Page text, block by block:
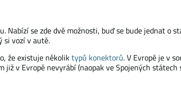
se zde dvě možnosti, buď se bude jednat o
si vozí v autě.
že existuje několiktypů konektorů. V Evropě je v
v Evropě nevyrábí (naopak ve Spojených